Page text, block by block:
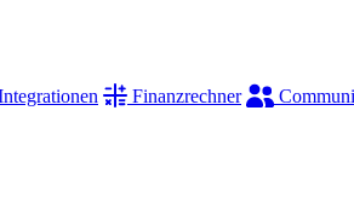
Finanzrechner